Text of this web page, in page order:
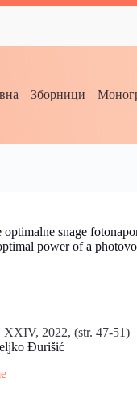
Зборници
snage
power of a
XXIV, 2022, (str. 47-51)
Đurišić